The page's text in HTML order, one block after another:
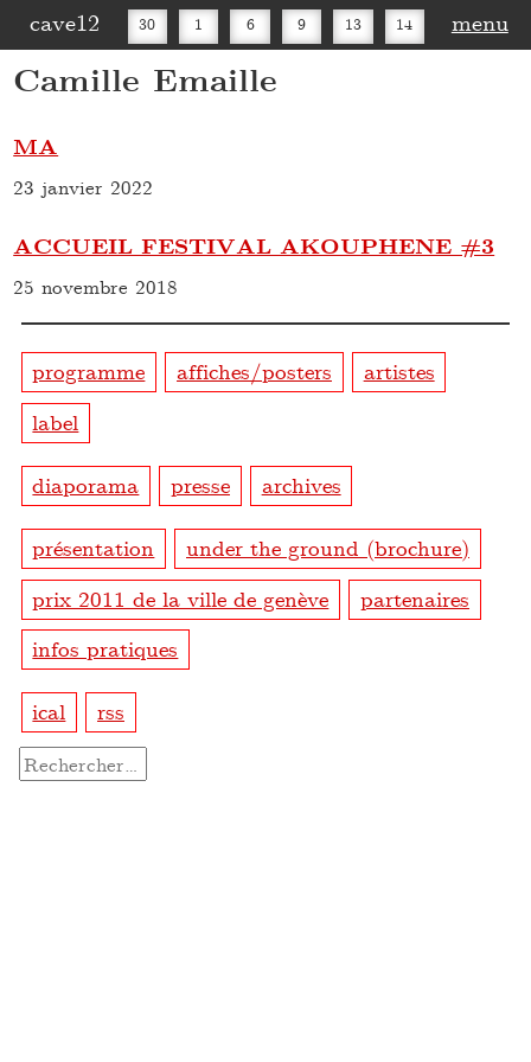
cave12 30 1 6 9 13 14
16 27
menu
Camille Emaille
MA
23 janvier 2022
ACCUEIL FESTIVAL AKOUPHENE #3
25 novembre 2018
programme affiches/posters
artistes
label
diaporama presse archives
présentation
under the ground (brochure)
prix 2011 de la ville de genève
partenaires
infos pratiques
ical rss
Rechercher :